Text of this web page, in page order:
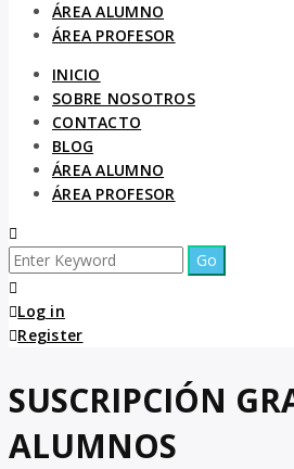
ÁREA ALUMNO
ÁREA PROFESOR
INICIO
SOBRE NOSOTROS
CONTACTO
BLOG
ÁREA ALUMNO
ÁREA PROFESOR
Log in
Register
SUSCRIPCIÓN
ALUMNOS